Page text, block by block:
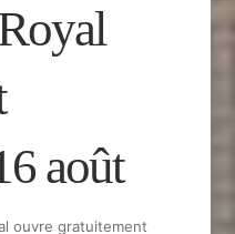
août
ouvre gratuitement